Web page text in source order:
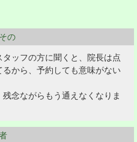
の
ッフの方に聞くと、院長は点
から、予約しても意味がない
念ながらもう通えなくなりま